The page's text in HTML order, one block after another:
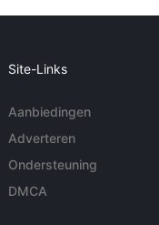
Site-Links
Aanbiedingen
Adverteren
Ondersteuning
DMCA